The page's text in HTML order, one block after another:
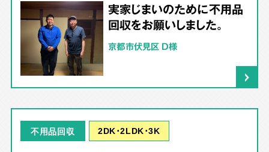
実家じまいのために不用品
回収をお願いしました。
京都市伏見区 D様
不用品回収 2DK･2LDK･3K